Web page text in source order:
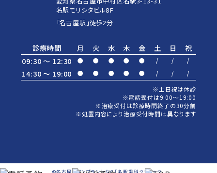
名駅モリシタビル8F
「名古屋駅」徒歩2分
診療時間 月 火 水 木 金 土 日
祝
09:30 ～ 12:30
● ● ● ● ● / / /
14:30 ～ 19:00 ● ● ● ● ● / /
/
※土日祝は休診
※電話受付は9:00～19:00
※治療受付は診療時間終了の30分前
※処置内容により治療受付時間は異なります
©名古屋でインプラントなら「名駅歯科クリニック」